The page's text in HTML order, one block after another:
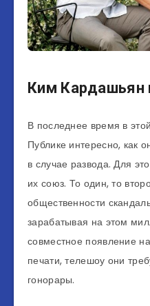
Ким Кардашьян
В последнее время в
Публике интересно, как
в случае развода. Для
их союз. То один, то
общественности
зарабатывая на этом
совместное появление
печати, телешоу они
гонорары.